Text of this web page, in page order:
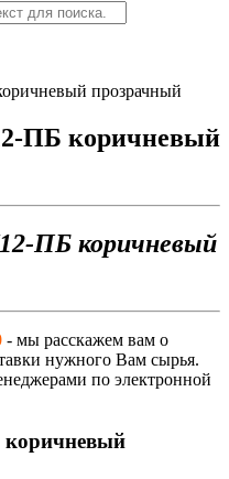
прозрачный
ПБ коричневый
ПБ коричневый
- мы расскажем вам о
нужного Вам сырья.
по электронной
коричневый